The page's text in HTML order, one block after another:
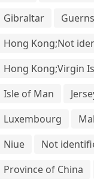
Gibraltar
Hong Kong;Not
Hong Kong;Virgin
Isle of Man
Luxembourg
Niue
Not
Province of China